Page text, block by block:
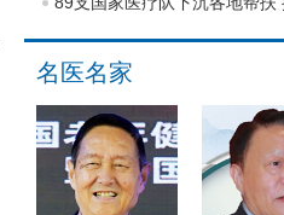
名医名家